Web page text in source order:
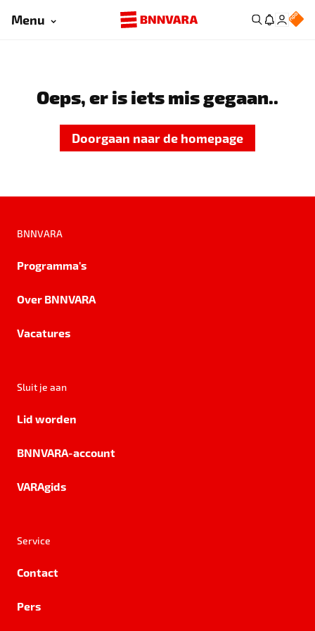
Menu
Oeps, er is iets mis gegaan..
Doorgaan naar de homepage
BNNVARA
Programma's
Over BNNVARA
Vacatures
Sluit je aan
Lid worden
BNNVARA-account
VARAgids
Service
Contact
Pers